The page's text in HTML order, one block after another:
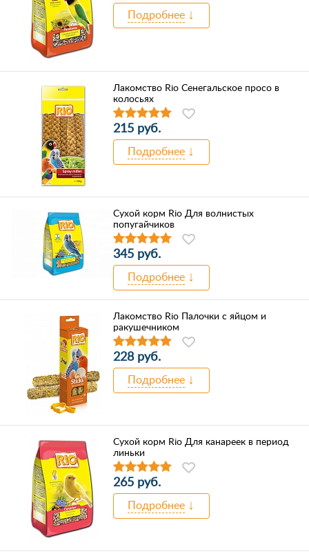
Подробнее
Лакомство Rio Сенегальское просо в
колосьях
215 руб.
Подробнее
Сухой корм Rio Для волнистых
попугайчиков
345 руб.
Подробнее
Лакомство Rio Палочки с яйцом и
ракушечником
228 руб.
Подробнее
Сухой корм Rio Для канареек в период
линьки
265 руб.
Подробнее